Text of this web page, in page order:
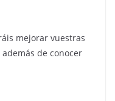
mejorar vuestras
de conocer